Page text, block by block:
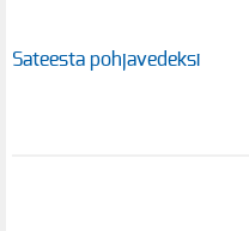
Sateesta pohjavedeksi